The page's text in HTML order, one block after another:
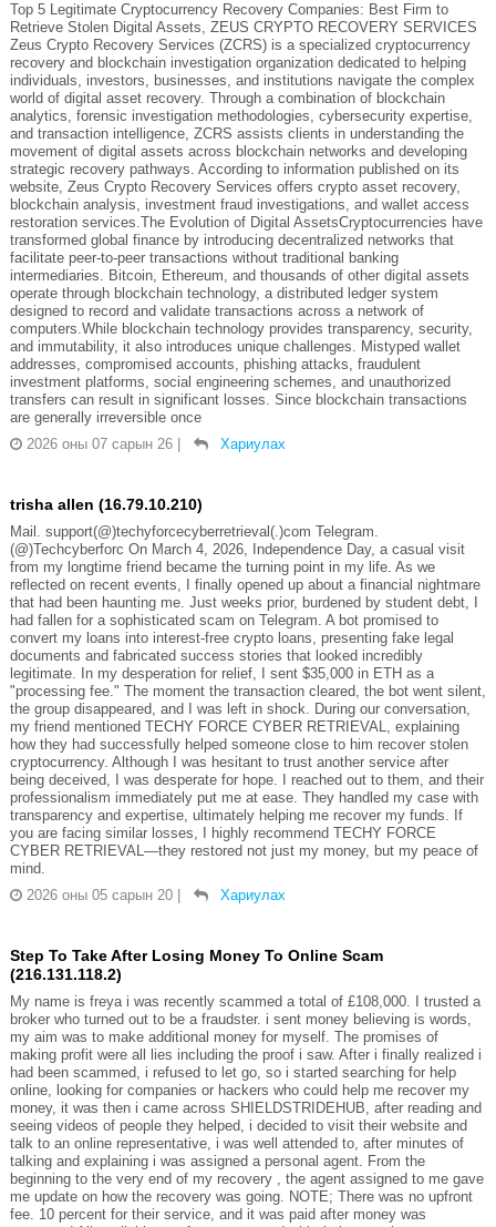
Top 5 Legitimate Cryptocurrency Recovery Companies: Best Firm to
Retrieve Stolen Digital Assets, ZEUS CRYPTO RECOVERY SERVICES
Zeus Crypto Recovery Services (ZCRS) is a specialized cryptocurrency
recovery and blockchain investigation organization dedicated to helping
individuals, investors, businesses, and institutions navigate the complex
world of digital asset recovery. Through a combination of blockchain
analytics, forensic investigation methodologies, cybersecurity expertise,
and transaction intelligence, ZCRS assists clients in understanding the
movement of digital assets across blockchain networks and developing
strategic recovery pathways. According to information published on its
website, Zeus Crypto Recovery Services offers crypto asset recovery,
blockchain analysis, investment fraud investigations, and wallet access
restoration services.The Evolution of Digital AssetsCryptocurrencies have
transformed global finance by introducing decentralized networks that
facilitate peer-to-peer transactions without traditional banking
intermediaries. Bitcoin, Ethereum, and thousands of other digital assets
operate through blockchain technology, a distributed ledger system
designed to record and validate transactions across a network of
computers.While blockchain technology provides transparency, security,
and immutability, it also introduces unique challenges. Mistyped wallet
addresses, compromised accounts, phishing attacks, fraudulent
investment platforms, social engineering schemes, and unauthorized
transfers can result in significant losses. Since blockchain transactions
are generally irreversible once
2026 оны 07 сарын 26
Хариулах
trisha allen (16.79.10.210)
Mail. support(@)techyforcecyberretrieval(.)com Telegram.
(@)Techcyberforc On March 4, 2026, Independence Day, a casual visit
from my longtime friend became the turning point in my life. As we
reflected on recent events, I finally opened up about a financial nightmare
that had been haunting me. Just weeks prior, burdened by student debt, I
had fallen for a sophisticated scam on Telegram. A bot promised to
convert my loans into interest-free crypto loans, presenting fake legal
documents and fabricated success stories that looked incredibly
legitimate. In my desperation for relief, I sent $35,000 in ETH as a
"processing fee." The moment the transaction cleared, the bot went silent,
the group disappeared, and I was left in shock. During our conversation,
my friend mentioned TECHY FORCE CYBER RETRIEVAL, explaining
how they had successfully helped someone close to him recover stolen
cryptocurrency. Although I was hesitant to trust another service after
being deceived, I was desperate for hope. I reached out to them, and their
professionalism immediately put me at ease. They handled my case with
transparency and expertise, ultimately helping me recover my funds. If
you are facing similar losses, I highly recommend TECHY FORCE
CYBER RETRIEVAL—they restored not just my money, but my peace of
mind.
2026 оны 05 сарын 20
Хариулах
Step To Take After Losing Money To Online Scam
(216.131.118.2)
My name is freya i was recently scammed a total of £108,000. I trusted a
broker who turned out to be a fraudster. i sent money believing is words,
my aim was to make additional money for myself. The promises of
making profit were all lies including the proof i saw. After i finally realized i
had been scammed, i refused to let go, so i started searching for help
online, looking for companies or hackers who could help me recover my
money, it was then i came across SHIELDSTRIDEHUB, after reading and
seeing videos of people they helped, i decided to visit their website and
talk to an online representative, i was well attended to, after minutes of
talking and explaining i was assigned a personal agent. From the
beginning to the very end of my recovery , the agent assigned to me gave
me update on how the recovery was going. NOTE; There was no upfront
fee. 10 percent for their service, and it was paid after money was